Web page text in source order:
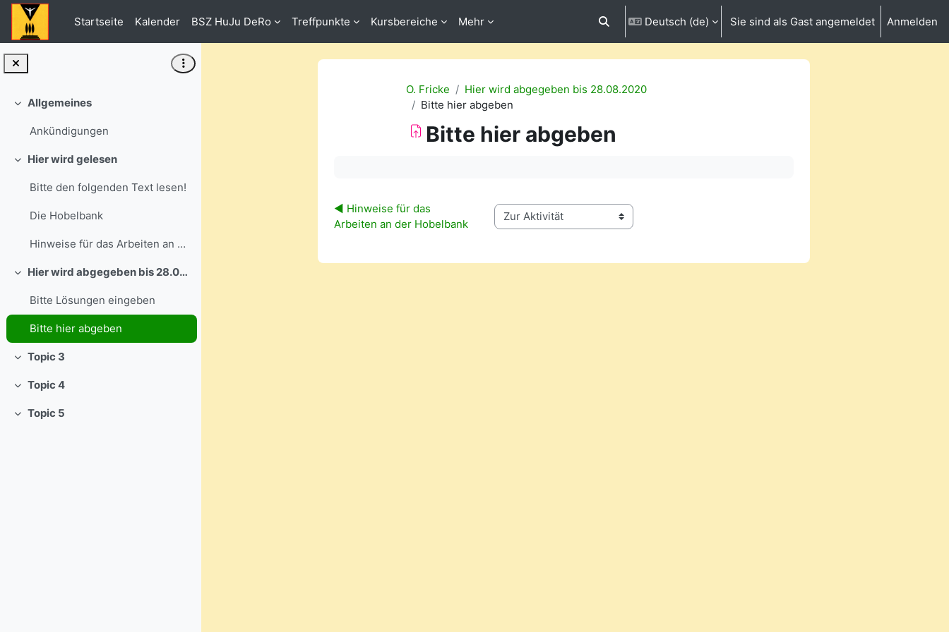
Zum Hauptinhalt
Startseite
Kalender BSZ HuJu DeRo Treffpunkte Kursbereiche Mehr Sucheingabe umschalten
Deutsch ‎(de)‎ Sie sind als Gast angemeldet Anmelden
Einklappen
Allgemeines
Ankündigungen
Einklappen
Hier wird gelesen
Bitte den folgenden Text lesen!
Die Hobelbank
Hinweise für das Arbeiten an der Hobelbank
Einklappen Hier wird abgegeben bis 28.08.2020
Bitte Lösungen eingeben
Bitte hier abgeben
Einklappen
Topic 3
Einklappen
Topic 4
Einklappen
Topic 5
O. Fricke
Hier wird abgegeben bis 28.08.2020
Bitte hier abgeben
Bitte hier abgeben
◀︎ Hinweise für das
Arbeiten an der Hobelbank
Zur Aktivität